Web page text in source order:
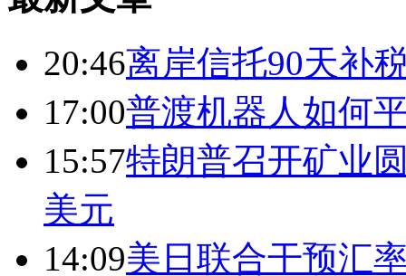
20:46离岸信托90天补
17:00普渡机器人如何
15:57特朗普召开矿业
美元
14:09美日联合干预汇